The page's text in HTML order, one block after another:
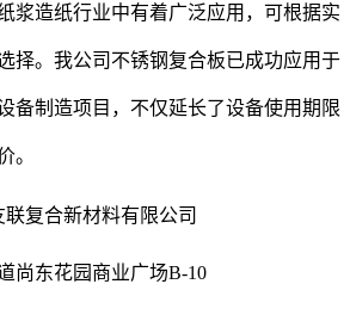
浆造纸行业中有着广泛应用，可根据实
择。我公司不锈钢复合板已成功应用于
备制造项目，不仅延长了设备使用期限
。
联复合新材料有限公司
尚东花园商业广场B-10